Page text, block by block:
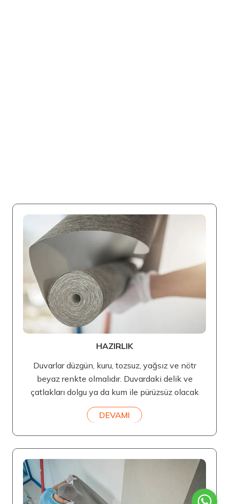
HAZIRLIK
Duvarlar düzgün, kuru, tozsuz, yağsız ve nötr
beyaz renkte olmalıdır. Duvardaki delik ve
çatlakları dolgu ya da kum ile pürüzsüz olacak
DEVAMI